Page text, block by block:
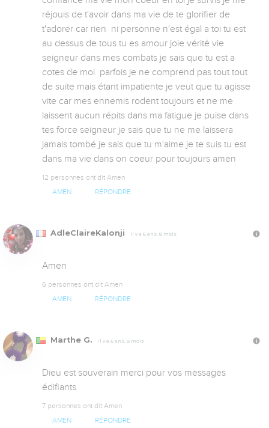
réjouis de t'avoir dans ma vie de te glorifier de
t'adorer car rien  ni personne n'est égal a toi tu est
au dessus de tous tu es amour joie vérité vie
seigneur dans mes combats je sais que tu est a
cotes de moi  parfois je ne comprend pas tout tout
de suite mais étant impatiente je veut que tu agisse
vite car mes ennemis rodent toujours et ne me
laissent aucun répits dans ma fatigue je puise dans
tes force seigneur je sais que tu ne me laissera
jamais tombé je sais que tu m'aime je te suis tu est
dans ma vie dans on coeur pour toujours amen
12 personnes ont dit Amen
AMEN RÉPONDRE
AdleClaireKalonji Il y a 6 ans, 8 mois
Amen
6 personnes ont dit Amen
AMEN RÉPONDRE
Marthe G. Il y a 6 ans, 8 mois
Dieu est souverain merci pour vos messages
édifiants
7 personnes ont dit Amen
AMEN RÉPONDRE